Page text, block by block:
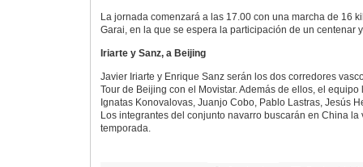
La jornada comenzará a las 17.00 con una marcha de 16
Garai, en la que se espera la participación de un centenar
Iriarte y Sanz, a Beijing
Javier Iriarte y Enrique Sanz serán los dos corredores
Tour de Beijing con el Movistar. Además de ellos, el
Ignatas Konovalovas, Juanjo Cobo, Pablo Lastras, Jesús
Los integrantes del conjunto navarro buscarán en China
temporada.